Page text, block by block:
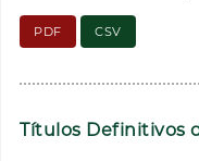
PDF CSV
Títulos Definitivos